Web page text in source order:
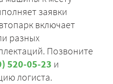
заявки
включает
разных
Позвоните
520-05-23 и
логиста.